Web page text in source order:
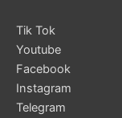
Tik Tok
Youtube
Facebook
Instagram
Telegram